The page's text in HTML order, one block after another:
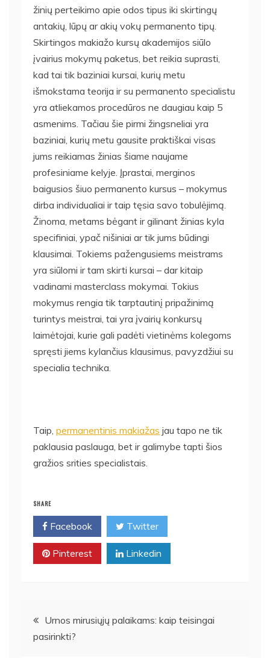
žinių perteikimo apie odos tipus iki skirtingų
antakių, lūpų ar akių vokų permanento tipų.
Skirtingos makiažo kursų akademijos siūlo
įvairius mokymų paketus, bet reikia suprasti,
kad tai tik baziniai kursai, kurių metu
išmokstama teorija ir su permanento specialistu
yra atliekamos procedūros ne daugiau kaip 5
asmenims. Tačiau šie pirmi žingsneliai yra
baziniai, kurių metu gausite praktiškai visas
jums reikiamas žinias šiame naujame
profesiniame kelyje. Įprastai, merginos
baigusios šiuo permanento kursus – mokymus
dirba individualiai ir taip tęsia savo tobulėjimą.
Žinoma, metams bėgant ir gilinant žinias kyla
specifiniai, ypač nišiniai ar tik jums būdingi
klausimai. Tokiems pažengusiems meistrams
yra siūlomi ir tam skirti kursai – dar kitaip
vadinami masterclass mokymai. Tokius
mokymus rengia tik tarptautinį pripažinimą
turintys meistrai, tai yra įvairių konkursų
laimėtojai, kurie gali padėti vietinėms kolegoms
spręsti jiems kylančius klausimus, pavyzdžiui su
specialia technika.
Taip, permanentinis makiažas jau tapo ne tik
paklausia paslauga, bet ir galimybe tapti šios
gražios srities specialistais.
SHARE
Facebook Twitter
Pinterest Linkedin
Navigacija
tarp
Urnos mirusiųjų palaikams: kaip teisingai
pasirinkti?